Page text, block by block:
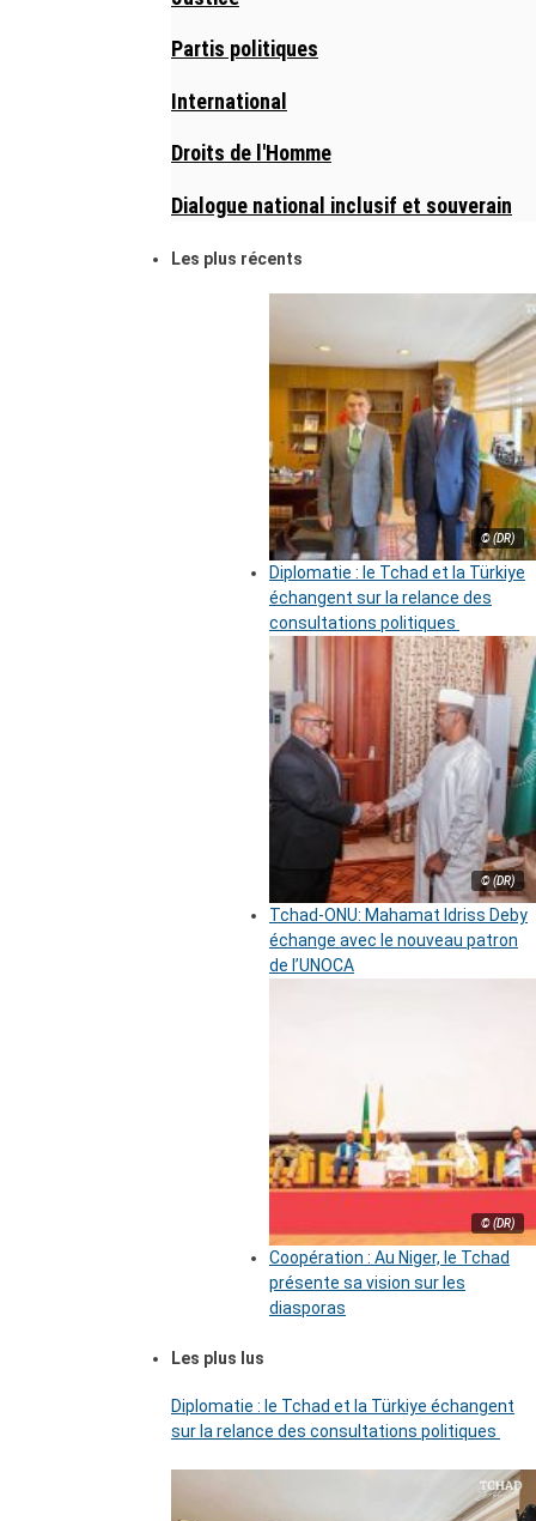
Partis politiques
International
Droits de l'Homme
Dialogue national inclusif et souverain
Les plus récents
© (DR)
Diplomatie : le Tchad et la Türkiye
échangent sur la relance des
consultations politiques
© (DR)
Tchad-ONU: Mahamat Idriss Deby
échange avec le nouveau patron
de l’UNOCA
© (DR)
Coopération : Au Niger, le Tchad
présente sa vision sur les
diasporas
Les plus lus
Diplomatie : le Tchad et la Türkiye échangent
sur la relance des consultations politiques